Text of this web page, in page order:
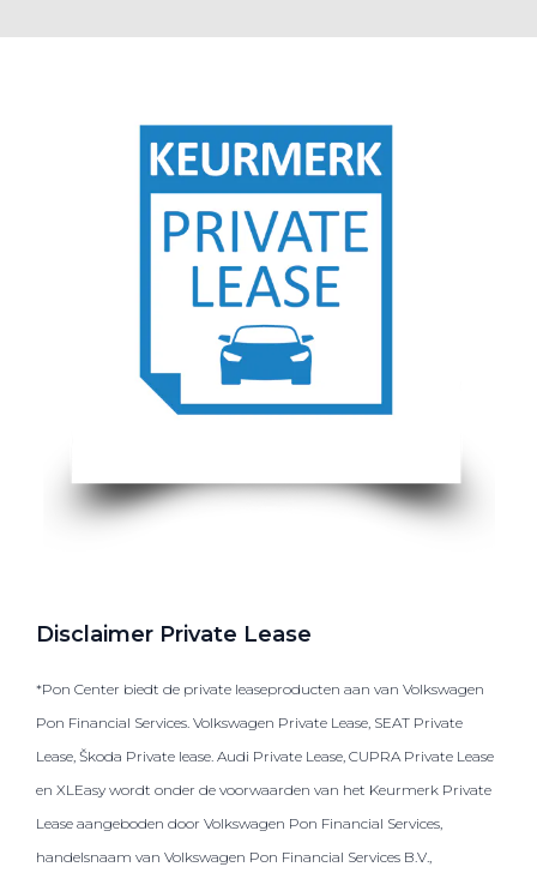
Disclaimer Private Lease
*Pon Center biedt de private leaseproducten aan van Volkswagen
Pon Financial Services. Volkswagen Private Lease, SEAT Private
Lease, Škoda Private lease. Audi Private Lease, CUPRA Private Lease
en XLEasy wordt onder de voorwaarden van het Keurmerk Private
Lease aangeboden door Volkswagen Pon Financial Services,
handelsnaam van Volkswagen Pon Financial Services B.V.,